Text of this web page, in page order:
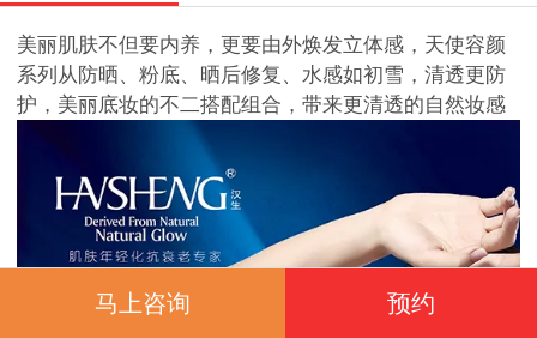
美丽肌肤不但要内养，更要由外焕发立体感，天使容颜
系列从防晒、粉底、晒后修复、水感如初雪，清透更防
护，美丽底妆的不二搭配组合，带来更清透的自然妆感
马上咨询 预约